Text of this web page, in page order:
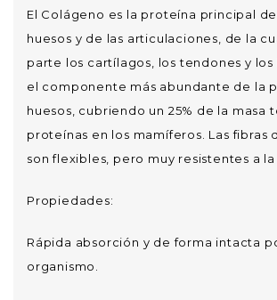
El Colágeno es la proteína principal
huesos y de las articulaciones, de la
parte los cartílagos, los tendones y los
el componente más abundante de la
huesos, cubriendo un 25% de la masa
proteínas en los mamíferos. Las fibras
son flexibles, pero muy resistentes a la
Propiedades:
Rápida absorción y de forma intacta
organismo.